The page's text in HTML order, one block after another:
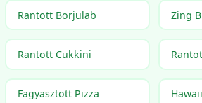
Rantott Borjulab Zing
Rantott Cukkini
Fagyasztott Pizza